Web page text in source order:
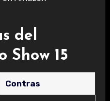
del
Show 15
Contras